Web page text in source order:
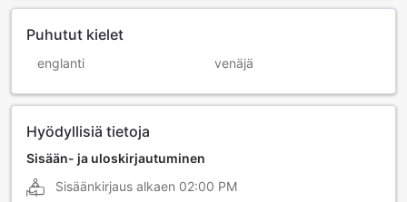
Puhutut kielet
englanti venäjä
Hyödyllisiä tietoja
Sisään- ja uloskirjautuminen
Sisäänkirjaus alkaen 02:00 PM